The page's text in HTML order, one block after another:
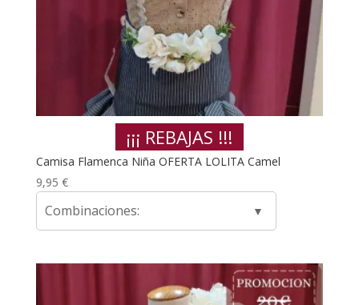
¡¡¡ REBAJAS !!!
Camisa Flamenca Niña OFERTA LOLITA Camel
9,95 €
Combinaciones: